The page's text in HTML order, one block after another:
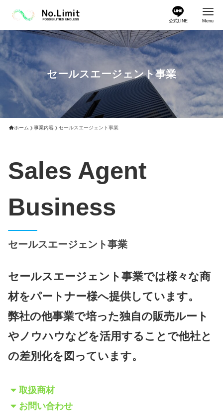
公式LINE Menu
セールスエージェント事業
ホーム 事業内容 セールスエージェント事業
Sales Agent
Business
セールスエージェント事業
セールスエージェント事業では様々な商
材をパートナー様へ提供しています。
弊社の他事業で培った独自の販売ルート
やノウハウなどを活用することで他社と
の差別化を図っています。
取扱商材
お問い合わせ